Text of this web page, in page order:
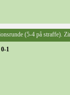
(5-4 på straffe).
1